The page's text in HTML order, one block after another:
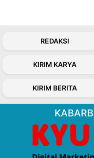
REDAKSI
KIRIM KARYA
KIRIM BERITA